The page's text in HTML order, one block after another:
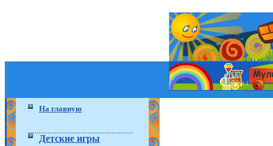
На главную
Детские игры